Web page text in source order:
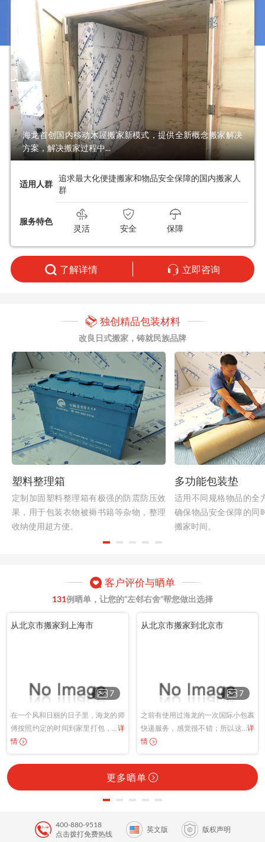
海龙首创国内移动木屋搬家新模式，提供全新概念搬家解决
方案，解决搬家过程中...
适用人群
追求最大化便捷搬家和物品安全保障的国内搬家人
群
服务特色
灵活 安全 保障
了解详情 立即咨询
独创精品包装材料
改良日式搬家，铸就民族品牌
塑料整理箱
定制加固塑料整理箱有极强的防震防压效
果，用于包装衣物被褥书籍等杂物，整理
收纳使用超方便。
多功能包装垫
适用不同规格物品的全
确保物品安全保障的同
搬家时间。
客户评价与晒单
131例晒单，让您的“左邻右舍”帮您做出选择
从北京市搬家到上海市
7
在一个风和日丽的日子里，海龙的师
傅按照约定的时间到家里打包，...详
情
从北京市搬家到北京市
7
之前有使用过海龙的一次国际小包裹
快递服务，感觉很不错；所以这...详
情
更多晒单
400-880-9518
点击拨打免费热线
英文版 版权声明